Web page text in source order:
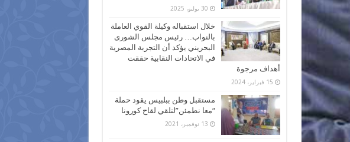
30 يوليو، 2025
خلال استقباله وكيلة القوي العاملة
بالنواب… رئيس مجلس الشورى
البحريني يؤكد أن التجربة المصرية
في الاتحادات النقابية حققت
أهداف مرجوة
15 فبراير، 2024
مستقبل وطن ببلبيس يقود حملة
“معا نطمئن”لتلقي لقاح كورونا
13 نوفمبر، 2021